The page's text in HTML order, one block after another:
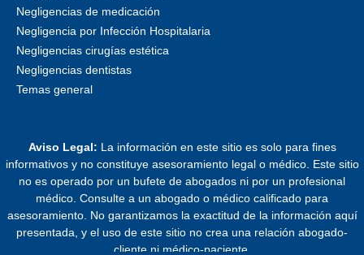
Negligencias de medicación
Negligencia por Infección Hospitalaria
Negligencias cirugías estética
Negligencias dentistas
Temas general
Aviso Legal: La información en este sitio es solo para fines
informativos y no constituye asesoramiento legal o médico. Este sitio
no es operado por un bufete de abogados ni por un profesional
médico. Consulte a un abogado o médico calificado para
asesoramiento. No garantizamos la exactitud de la información aquí
presentada, y el uso de este sitio no crea una relación abogado-
cliente ni médico-paciente.